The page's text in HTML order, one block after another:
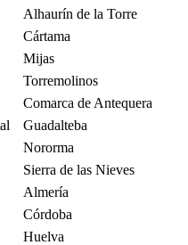
Alhaurín de la Torre
Cártama
Mijas
Torremolinos
Comarca de Antequera
Guadalteba
Nororma
Sierra de las Nieves
Almería
Córdoba
Huelva